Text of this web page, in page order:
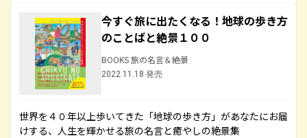
今すぐ旅に出たくなる！地球の歩き方
のことばと絶景１００
BOOKS 旅の名言＆絶景
2022.11.18 発売
世界を４０年以上歩いてきた「地球の歩き方」があなたにお届
けする、人生を輝かせる旅の名言と癒やしの絶景集